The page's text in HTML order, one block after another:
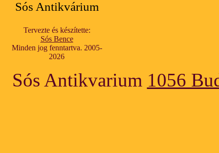
Sós Antikvárium
Tervezte és készítette:
Sós Bence
Minden jog fenntartva. 2005-
2026
Sós Antikvarium 1056